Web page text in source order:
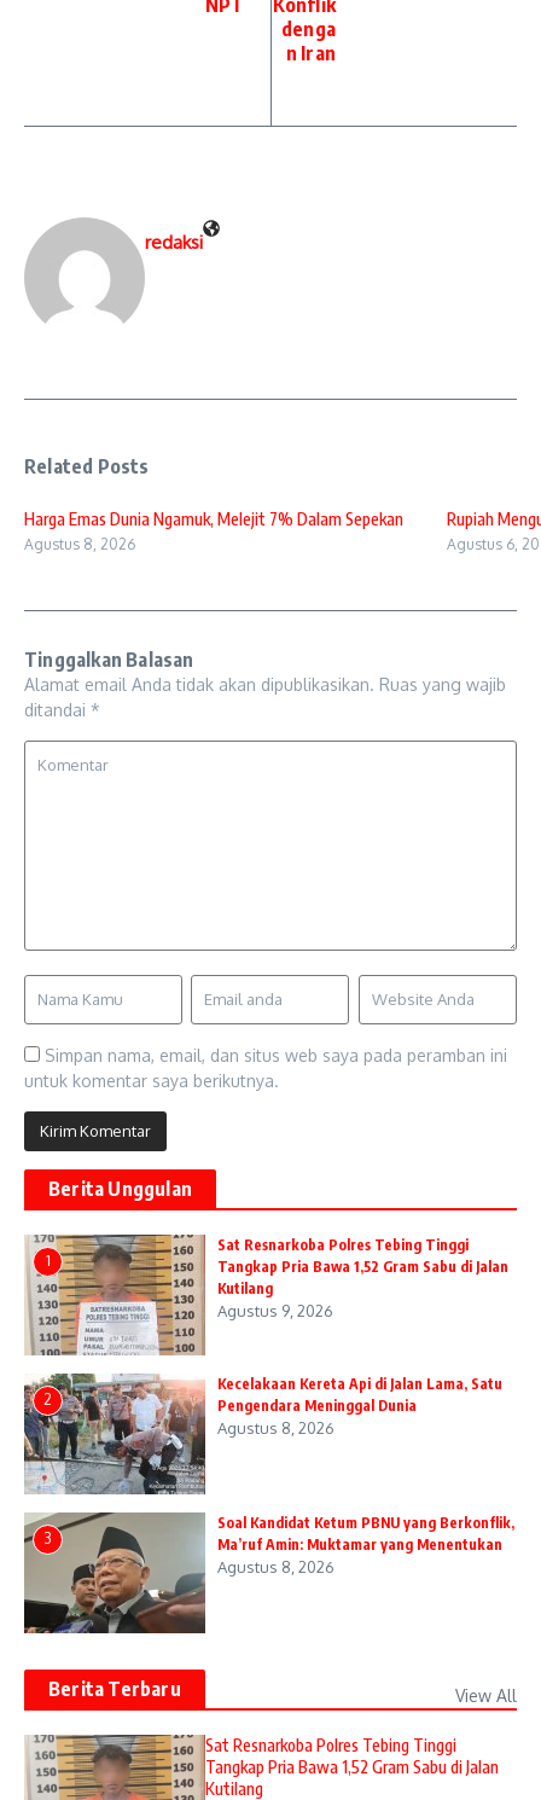
NPT
Konflik
denga
n Iran
redaksi
Related Posts
Harga Emas Dunia Ngamuk, Melejit 7% Dalam Sepekan
Agustus 8, 2026
Rupiah
Agustus 6,
Tinggalkan Balasan
Alamat email Anda tidak akan dipublikasikan. Ruas yang wajib
ditandai *
Simpan nama, email, dan situs web saya pada peramban ini
untuk komentar saya berikutnya.
Berita Unggulan
1
Sat Resnarkoba Polres Tebing Tinggi
Tangkap Pria Bawa 1,52 Gram Sabu di Jalan
Kutilang
Agustus 9, 2026
2
Kecelakaan Kereta Api di Jalan Lama, Satu
Pengendara Meninggal Dunia
Agustus 8, 2026
3
Soal Kandidat Ketum PBNU yang Berkonflik,
Ma’ruf Amin: Muktamar yang Menentukan
Agustus 8, 2026
Berita Terbaru View All
Sat Resnarkoba Polres Tebing Tinggi
Tangkap Pria Bawa 1,52 Gram Sabu di Jalan
Kutilang